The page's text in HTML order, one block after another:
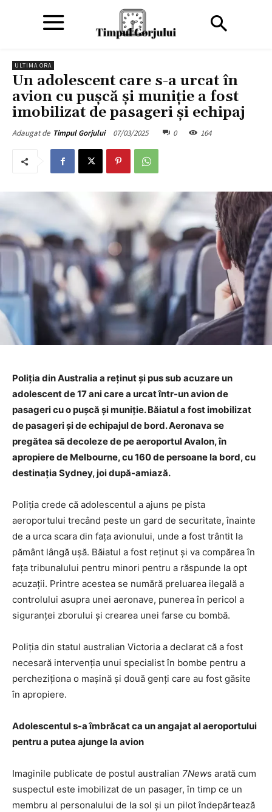
ULTIMA ORA
Un adolescent care s-a urcat în
avion cu pușcă și muniție a fost
imobilizat de pasageri și echipaj
Adaugat de Timpul Gorjului 07/03/2025 0 164
Poliția din Australia a reținut și pus sub acuzare un
adolescent de 17 ani care a urcat într-un avion de
pasageri cu o pușcă și muniție. Băiatul a fost imobilizat
de pasageri și de echipajul de bord. Aeronava se
pregătea să decoleze de pe aeroportul Avalon, în
apropiere de Melbourne, cu 160 de persoane la bord, cu
destinația Sydney, joi după-amiază.
Poliția crede că adolescentul a ajuns pe pista
aeroportului trecând peste un gard de securitate, înainte
de a urca scara din fața avionului, unde a fost trântit la
pământ lângă ușă. Băiatul a fost reținut și va compărea în
fața tribunalului pentru minori pentru a răspunde la opt
acuzații. Printre acestea se numără preluarea ilegală a
controlului asupra unei aeronave, punerea în pericol a
siguranței zborului și crearea unei farse cu bombă.
Poliția din statul australian Victoria a declarat că a fost
necesară intervenția unui specialist în bombe pentru a
percheziționa o mașină și două genți care au fost găsite
în apropiere.
Adolescentul s-a îmbrăcat ca un angajat al aeroportului
pentru a putea ajunge la avion
Imaginile publicate de postul australian 7News arată cum
suspectul este imobilizat de un pasager, în timp ce un
membru al personalului de la sol și un pilot îndepărtează